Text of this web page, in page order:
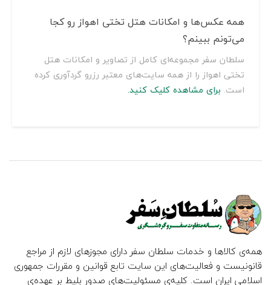
همه عکس‌ها و امکانات هتل تختی اهواز رو کجا
می‌تونم ببینم؟
سلطان سفر مجموعه‌ای کامل از تصاویر و امکانات هتل
تختی اهواز را از همه سایت‌های معتبر رزرو گردآوری کرده
است. برای مشاهده کلیک کنید.
همه‌ی کالاها و خدمات سلطان سفر دارای مجوزهای لازم از مراجع
قانونیست و فعالیت‌های این سایت تابع قوانین و مقررات جمهوری
اسلامی ایران است. کلیه‌ی مسئولیت‌های صدور بلیط بر عهده‌ی